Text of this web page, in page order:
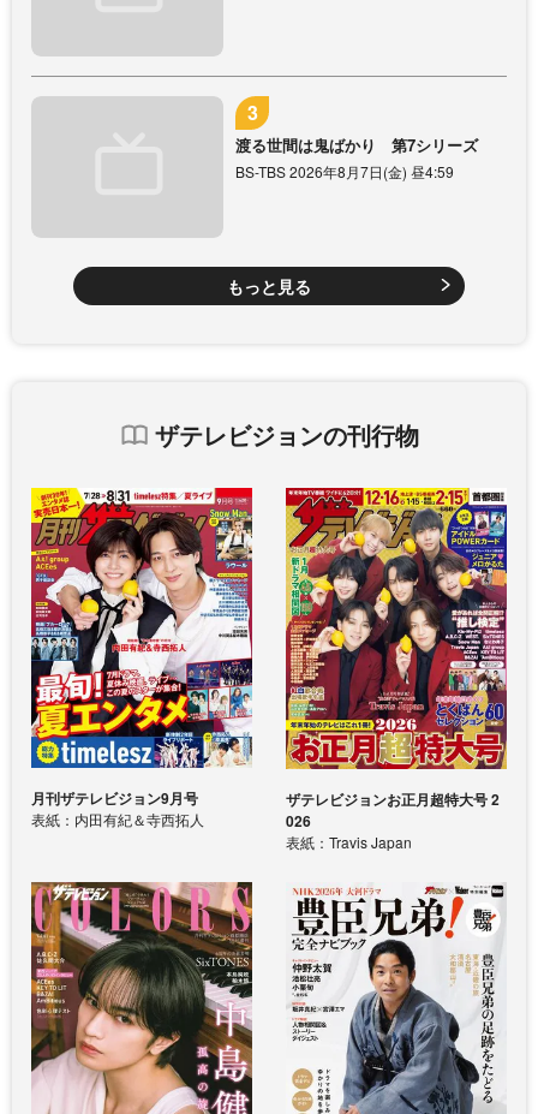
渡る世間は鬼ばかり 第7シリーズ
BS-TBS 2026年8月7日(金) 昼4:59
もっと見る
ザテレビジョンの刊行物
月刊ザテレビジョン9月号
表紙：内田有紀＆寺西拓人
ザテレビジョンお正月超特大号 2
026
表紙：Travis Japan